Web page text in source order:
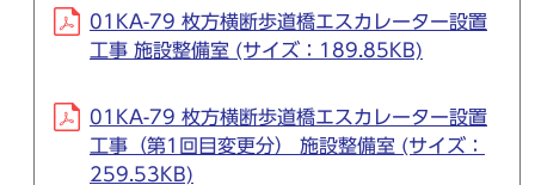
01KA-79 枚方横断歩道橋エスカレーター設置
工事 施設整備室 (サイズ：189.85KB)
01KA-79 枚方横断歩道橋エスカレーター設置
工事（第1回目変更分） 施設整備室 (サイズ：
259.53KB)